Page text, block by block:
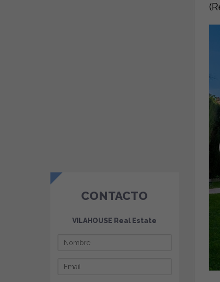
CONTACTO
VILAHOUSE Real Estate